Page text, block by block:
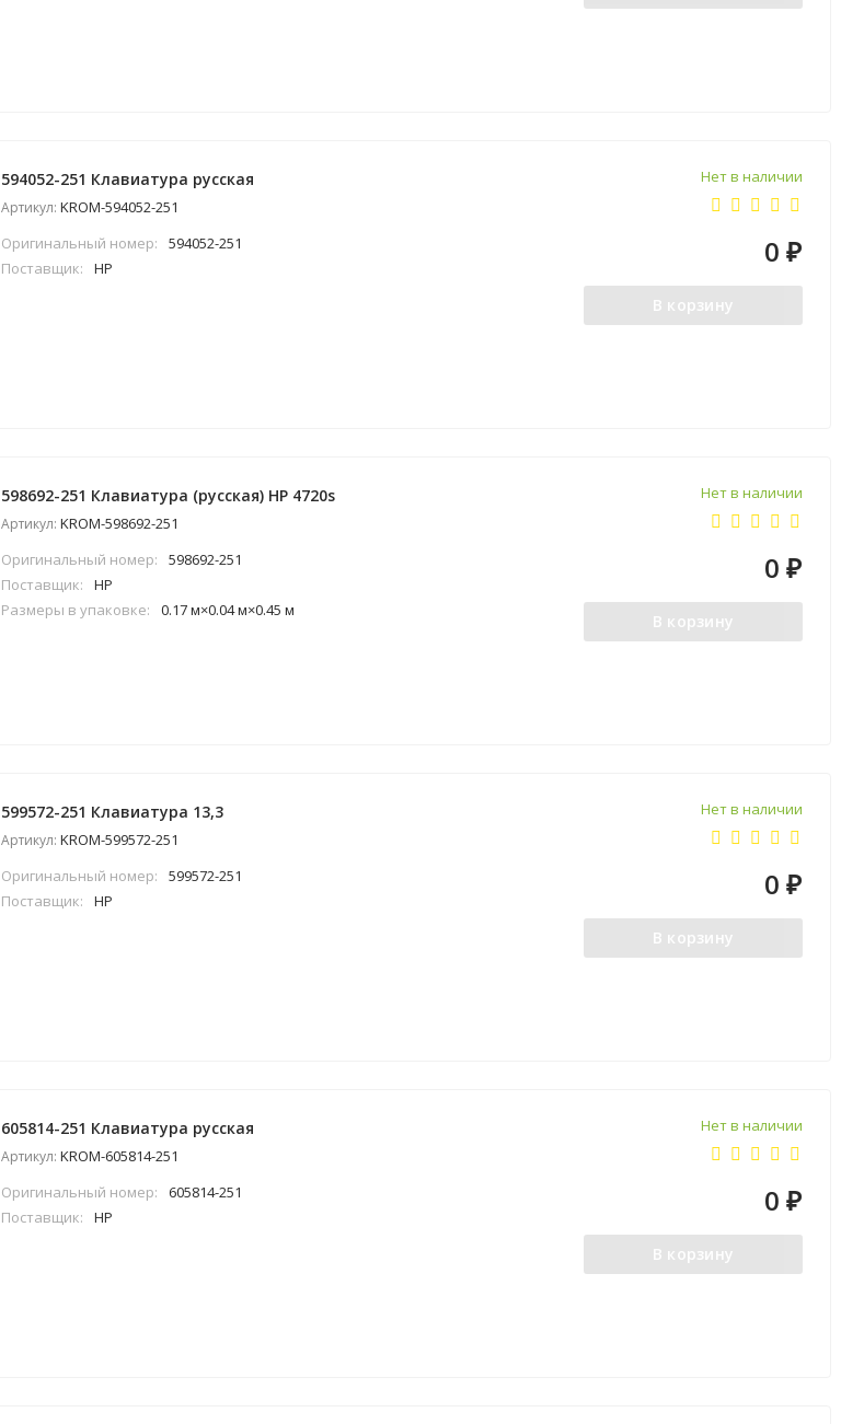
594052-251 Клавиатура русская
Артикул: KROM-594052-251
Оригинальный номер:
594052-251
Поставщик:
HP
Нет в наличии
0 ₽
В корзину
598692-251 Клавиатура (русская) HP 4720s
Артикул: KROM-598692-251
Оригинальный номер:
598692-251
Поставщик:
HP
Размеры в упаковке:
0.17 м×0.04 м×0.45 м
Нет в наличии
0 ₽
В корзину
599572-251 Клавиатура 13,3
Артикул: KROM-599572-251
Оригинальный номер:
599572-251
Поставщик:
HP
Нет в наличии
0 ₽
В корзину
605814-251 Клавиатура русская
Артикул: KROM-605814-251
Оригинальный номер:
605814-251
Поставщик:
HP
Нет в наличии
0 ₽
В корзину